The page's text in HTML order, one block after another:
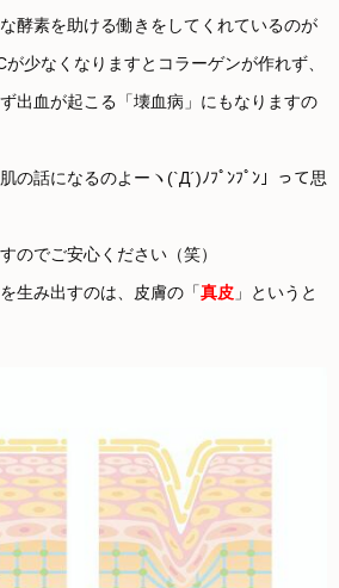
酵素を助ける働きをしてくれているのが
が少なくなりますとコラーゲンが作れず、
出血が起こる「壊血病」にもなりますの
の話になるのよーヽ(`Д´)ﾉﾌﾟﾝﾌﾟﾝ」って思
のでご安心ください（笑）
生み出すのは、皮膚の「真皮 」というと